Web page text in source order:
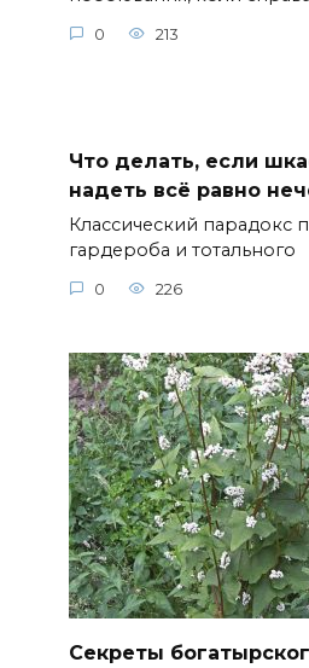
0 213
Что делать, если
надеть всё равно
Классический парадокс
гардероба и тотального
0 226
Секреты